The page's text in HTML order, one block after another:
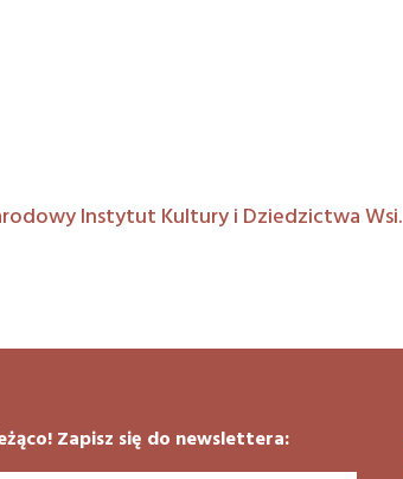
Instytut Kultury i Dziedzictwa Wsi.
Zapisz się do newslettera: